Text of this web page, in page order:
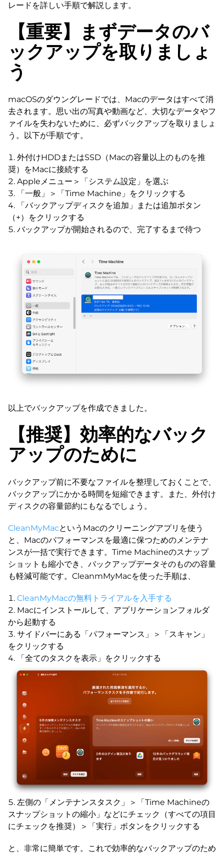
レードを詳しい手順で解説します。
【重要】まずデータのバ
ックアップを取りましょ
う
macOSのダウングレードでは、Macのデータはすべて消
去されます。思い出の写真や動画など、大切なデータやフ
ァイルを失わないために、必ずバックアップを取りましょ
う。以下が手順です。
外付けHDDまたはSSD（Macの容量以上のものを推
奨）をMacに接続する
Appleメニュー＞「システム設定」を選ぶ
「一般」＞「Time Machine」をクリックする
「バックアップディスクを追加」または追加ボタン
（+）をクリックする
バックアップが開始されるので、完了するまで待つ
以上でバックアップを作成できました。
【推奨】効率的なバック
アップのために
バックアップ前に不要なファイルを整理しておくことで、
バックアップにかかる時間を短縮できます。また、外付け
ディスクの容量節約にもなるでしょう。
CleanMyMacというMacのクリーニングアプリを使う
と、Macのパフォーマンスを最適に保つためのメンテナ
ンスが一括で実行できます。Time Machineのスナップ
ショットも縮小でき、バックアップデータそのものの容量
も軽減可能です。CleanmMyMacを使った手順は、
CleanMyMacの無料トライアルを入手する
Macにインストールして、アプリケーションフォルダ
から起動する
サイドバーにある「パフォーマンス」＞「スキャン」
をクリックする
「全てのタスクを表示」をクリックする
左側の「メンテナンスタスク」＞「Time Machineの
スナップショットの縮小」などにチェック（すべての項目
にチェックを推奨）＞「実行」ボタンをクリックする
と、非常に簡単です。これで効率的なバックアップのため